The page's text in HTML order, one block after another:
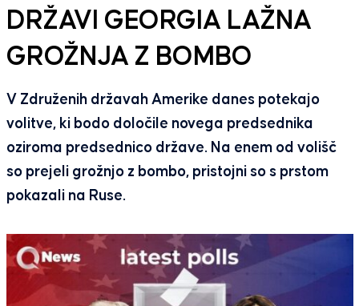
DRŽAVI GEORGIA LAŽNA
GROŽNJA Z BOMBO
V Združenih državah Amerike danes potekajo
volitve, ki bodo določile novega predsednika
oziroma predsednico države. Na enem od volišč
so prejeli grožnjo z bombo, pristojni so s prstom
pokazali na Ruse.